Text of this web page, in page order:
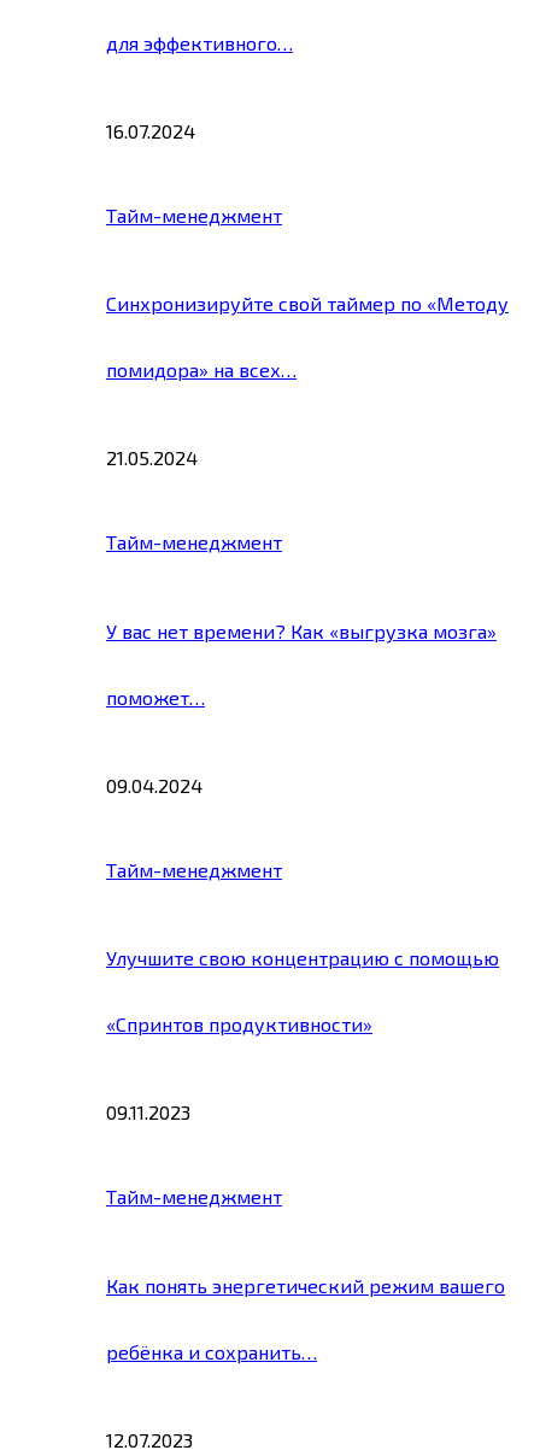
для эффективного…
16.07.2024
Тайм-менеджмент
Синхронизируйте свой таймер по «Методу
помидора» на всех…
21.05.2024
Тайм-менеджмент
У вас нет времени? Как «выгрузка мозга»
поможет…
09.04.2024
Тайм-менеджмент
Улучшите свою концентрацию с помощью
«Спринтов продуктивности»
09.11.2023
Тайм-менеджмент
Как понять энергетический режим вашего
ребёнка и сохранить…
12.07.2023